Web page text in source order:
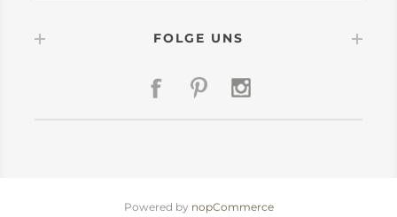
FOLGE UNS
Powered by nopCommerce